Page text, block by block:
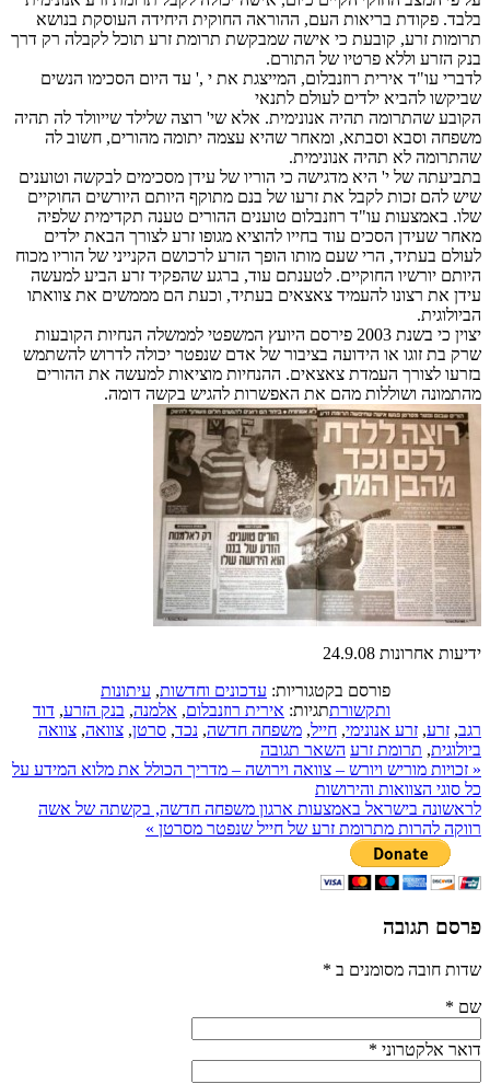
בלבד. פקודת בריאות העם, ההוראה החוקית היחידה העוסקת בנושא
תרומות זרע, קובעת כי אישה שמבקשת תרומת זרע תוכל לקבלה רק דרך
בנק הזרע וללא פרטיו של התורם.
לדברי עו"ד אירית רוזנבלום, המייצגת את י ,' עד היום הסכימו הנשים
שביקשו להביא ילדים לעולם לתנאי
הקובע שהתרומה תהיה אנונימית. אלא שי' רוצה שלילד שייוולד לה תהיה
משפחה וסבא וסבתא, ומאחר שהיא עצמה יתומה מהורים, חשוב לה
שהתרומה לא תהיה אנונימית.
בתביעתה של י' היא מדגישה כי הוריו של עידן מסכימים לבקשה וטוענים
שיש להם זכות לקבל את זרעו של בנם מתוקף היותם היורשים החוקיים
שלו. באמצעות עו"ד רוזנבלום טוענים ההורים טענה תקדימית שלפיה
מאחר שעידן הסכים עוד בחייו להוציא מגופו זרע לצורך הבאת ילדים
לעולם בעתיד, הרי שעם מותו הופך הזרע לרכושם הקנייני של הוריו מכוח
היותם יורשיו החוקיים. לטענתם עוד, ברגע שהפקיד זרע הביע למעשה
עידן את רצונו להעמיד צאצאים בעתיד, וכעת הם מממשים את צוואתו
הביולוגית.
יצוין כי בשנת 2003 פירסם היועץ המשפטי לממשלה הנחיות הקובעות
שרק בת זוגו או הידועה בציבור של אדם שנפטר יכולה לדרוש להשתמש
בזרעו לצורך העמדת צאצאים. ההנחיות מוציאות למעשה את ההורים
מהתמונה ושוללות מהם את האפשרות להגיש בקשה דומה.
ידיעות אחרונות 24.9.08
פורסם בקטגוריות: עדכונים וחדשות, עיתונות
ותקשורתתגיות: אירית רוזנבלום, אלמנה, בנק הזרע, דוד
רגב, זרע, זרע אנונימי, חייל, משפחה חדשה, נכד, סרטן, צוואה, צוואה
ביולוגית, תרומת זרע השאר תגובה
« זכויות מוריש ויורש – צוואה וירושה – מדריך הכולל את מלוא המידע על
כל סוגי הצוואות והירושות
לראשונה בישראל באמצעות ארגון משפחה חדשה, בקשתה של אשה
רווקה להרות מתרומת זרע של חייל שנפטר מסרטן »
פרסם תגובה
שדות חובה מסומנים ב *
שם *
דואר אלקטרוני *